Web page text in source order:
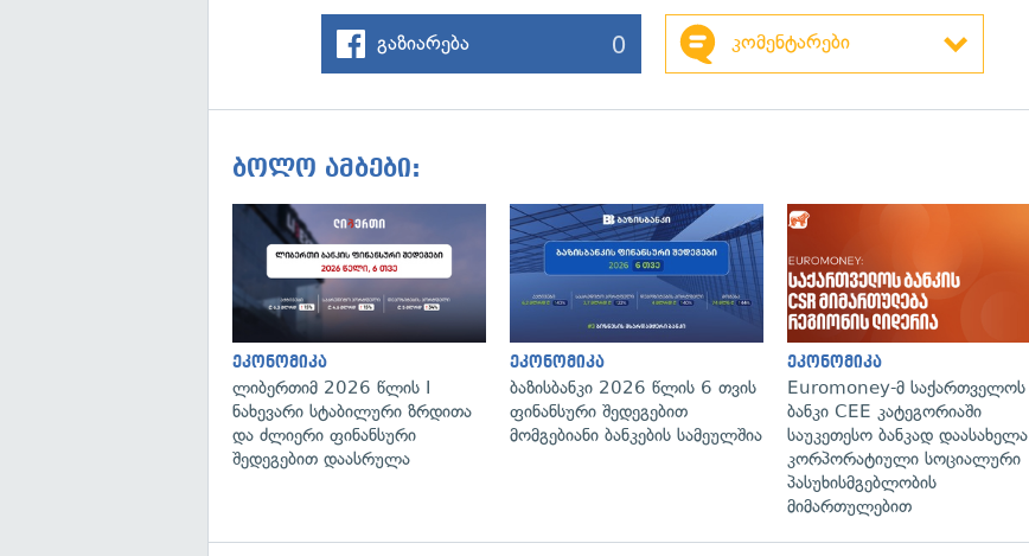
გაზიარება 0 კომენტარები
ბოლო ამბები:
ეკონომიკა
ლიბერთიმ 2026 წლის I
ნახევარი სტაბილური ზრდითა
და ძლიერი ფინანსური
შედეგებით დაასრულა
ეკონომიკა
ბაზისბანკი 2026 წლის 6 თვის
ფინანსური შედეგებით
მომგებიანი ბანკების სამეულშია
ეკონომიკა
Euromoney-მ საქართველოს
ბანკი CEE კატეგორიაში
საუკეთესო ბანკად დაასახელა
კორპორატიული სოციალური
პასუხისმგებლობის
მიმართულებით